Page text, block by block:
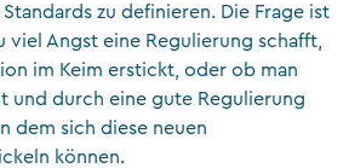
zu definieren. Die Frage ist
viel Angst eine Regulierung schafft,
im Keim erstickt, oder ob man
und durch eine gute Regulierung
dem sich diese neuen
können.